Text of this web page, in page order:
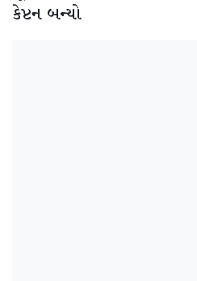
કેપ્ટન બન્યો